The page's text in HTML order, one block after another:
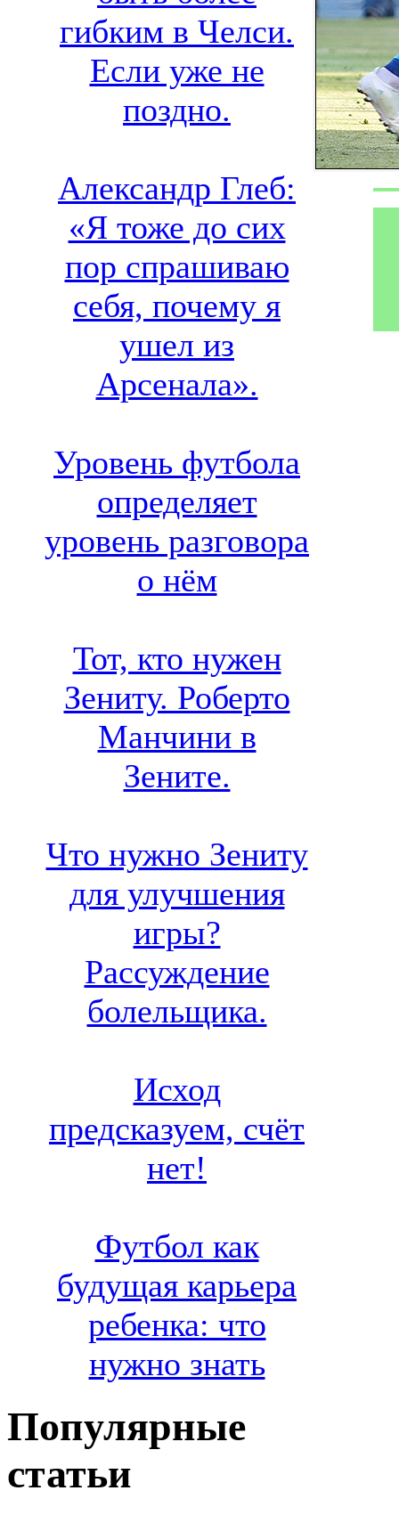
гибким в Челси.
Если уже не
поздно.
Александр Глеб:
«Я тоже до сих
пор спрашиваю
себя, почему я
ушел из
Арсенала».
Уровень футбола
определяет
уровень разговора
о нём
Тот, кто нужен
Зениту. Роберто
Манчини в
Зените.
Что нужно Зениту
для улучшения
игры?
Рассуждение
болельщика.
Исход
предсказуем, счёт
нет!
Футбол как
будущая карьера
ребенка: что
нужно знать
Популярные
статьи